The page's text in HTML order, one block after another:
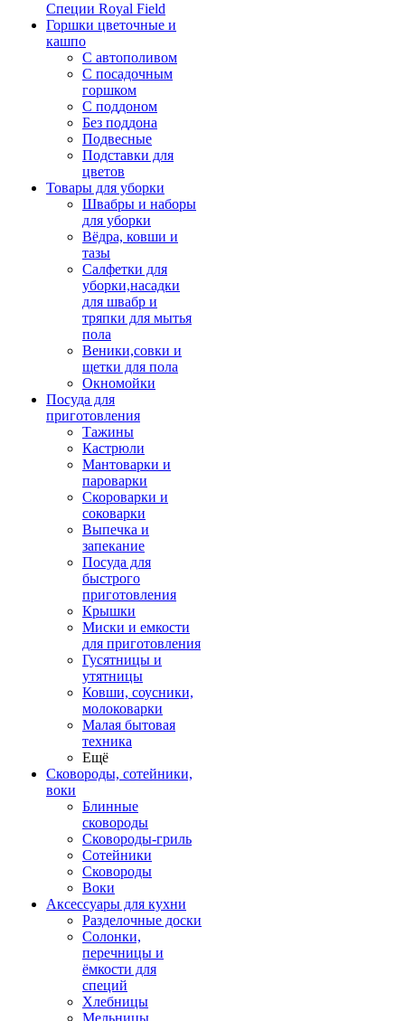
Специи Royal Field
Горшки цветочные и
кашпо
С автополивом
С посадочным
горшком
С поддоном
Без поддона
Подвесные
Подставки для
цветов
Товары для уборки
Швабры и наборы
для уборки
Вёдра, ковши и
тазы
Салфетки для
уборки,насадки
для швабр и
тряпки для мытья
пола
Веники,совки и
щетки для пола
Окномойки
Посуда для
приготовления
Тажины
Кастрюли
Мантоварки и
пароварки
Скороварки и
соковарки
Выпечка и
запекание
Посуда для
быстрого
приготовления
Крышки
Миски и емкости
для приготовления
Гусятницы и
утятницы
Ковши, соусники,
молоковарки
Малая бытовая
техника
Ещё
Сковороды, сотейники,
воки
Блинные
сковороды
Сковороды-гриль
Сотейники
Сковороды
Воки
Аксессуары для кухни
Разделочные доски
Солонки,
перечницы и
ёмкости для
специй
Хлебницы
Мельницы.